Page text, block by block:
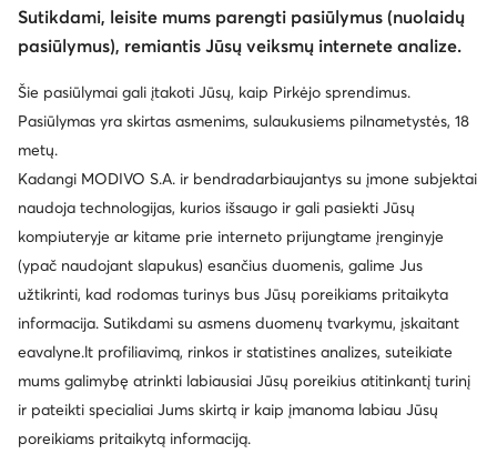
Sutikdami, leisite mums parengti pasiūlymus (nuolaidų
pasiūlymus), remiantis Jūsų veiksmų internete analize.
Šie pasiūlymai gali įtakoti Jūsų, kaip Pirkėjo sprendimus.
Pasiūlymas yra skirtas asmenims, sulaukusiems pilnametystės, 18
metų.
Kadangi MODIVO S.A. ir bendradarbiaujantys su įmone subjektai
naudoja technologijas, kurios išsaugo ir gali pasiekti Jūsų
kompiuteryje ar kitame prie interneto prijungtame įrenginyje
(ypač naudojant slapukus) esančius duomenis, galime Jus
užtikrinti, kad rodomas turinys bus Jūsų poreikiams pritaikyta
informacija. Sutikdami su asmens duomenų tvarkymu, įskaitant
eavalyne.lt profiliavimą, rinkos ir statistines analizes, suteikiate
mums galimybę atrinkti labiausiai Jūsų poreikius atitinkantį turinį
ir pateikti specialiai Jums skirtą ir kaip įmanoma labiau Jūsų
poreikiams pritaikytą informaciją.